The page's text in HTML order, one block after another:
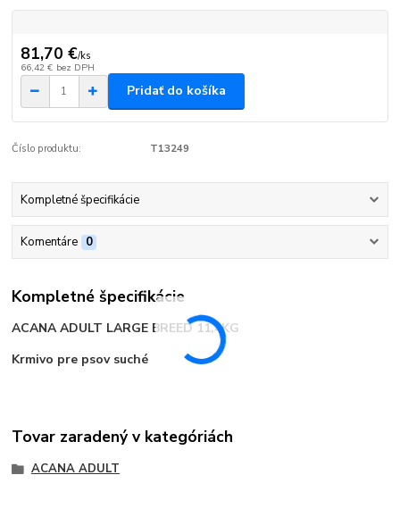
81,70 €/ks
66,42 € bez DPH
Pridať do košíka
Číslo produktu: T13249
Kompletné špecifikácie
Komentáre 0
Kompletné špecifikácie
ACANA ADULT LARGE BREED 11,4KG
Krmivo pre psov suché
Tovar zaradený v kategóriách
ACANA ADULT